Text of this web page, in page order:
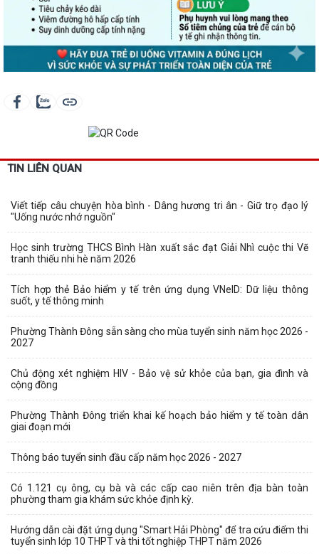
TIN LIÊN QUAN
Viết tiếp câu chuyện hòa bình - Dâng hương tri ân - Giữ trọ đạo lý
"Uống nước nhớ nguồn"
Học sinh trường THCS Bình Hàn xuất sắc đạt Giải Nhì cuộc thi Vẽ
tranh thiếu nhi hè năm 2026
Tích hợp thẻ Bảo hiểm y tế trên ứng dụng VNeID: Dữ liệu thông
suốt, y tế thông minh
Phường Thành Đông sẵn sàng cho mùa tuyển sinh năm học 2026 -
2027
Chủ động xét nghiệm HIV - Bảo vệ sử khỏe của bạn, gia đình và
cộng đồng
Phường Thành Đông triển khai kế hoạch bảo hiểm y tế toàn dân
giai đoạn mới
Thông báo tuyển sinh đầu cấp năm học 2026 - 2027
Có 1.121 cụ ông, cụ bà và các cấp cao niên trên địa bàn toàn
phường tham gia khám sức khỏe định kỳ.
Hướng dẫn cài đặt ứng dụng "Smart Hải Phòng" để tra cứu điểm thi
tuyển sinh lớp 10 THPT và thi tốt nghiệp THPT năm 2026